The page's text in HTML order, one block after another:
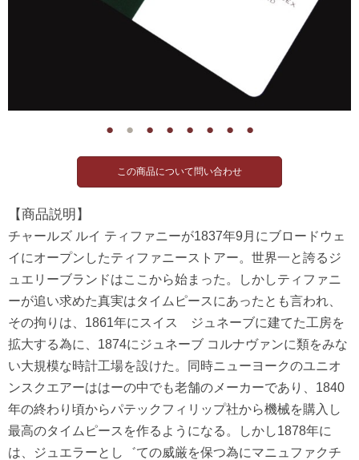
● ● ● ● ● ● ● ●
【商品説明】
チャールズ ルイ ティファニーが1837年9月にブロードウェ
イにオープンしたティファニーストアー。世界一と誇るジ
ュエリーブランドはここから始まった。しかしティファニ
ーが追い求めた真実はタイムピースにあったとも言われ、
その拘りは、1861年にスイス ジュネーブに建てた工房を
拡大する為に、1874にジュネーブ コルナヴァンに類をみな
い大規模な時計工場を設けた。同時ニューヨークのユニオ
ンスクエアーははーの中でも老舗のメーカーであり、1840
年の終わり頃からパテックフィリップ社から機械を購入し
最高のタイムピースを作るようになる。しかし1878年に
は、ジュエラーとし゛ての威厳を保つ為にマニュファクチ